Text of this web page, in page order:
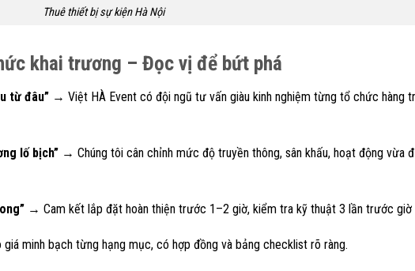
Thuê thiết bị sự kiện Hà Nội
khai trương – Đọc vị để bứt phá
từ đâu” → Việt HÀ Event có đội ngũ tư vấn giàu kinh nghiệm từng tổ chức hàng
lố bịch” → Chúng tôi cân chỉnh mức độ truyền thông, sân khấu, hoạt động vừa
→ Cam kết lắp đặt hoàn thiện trước 1–2 giờ, kiểm tra kỹ thuật 3 lần trước giờ
minh bạch từng hạng mục, có hợp đồng và bảng checklist rõ ràng.